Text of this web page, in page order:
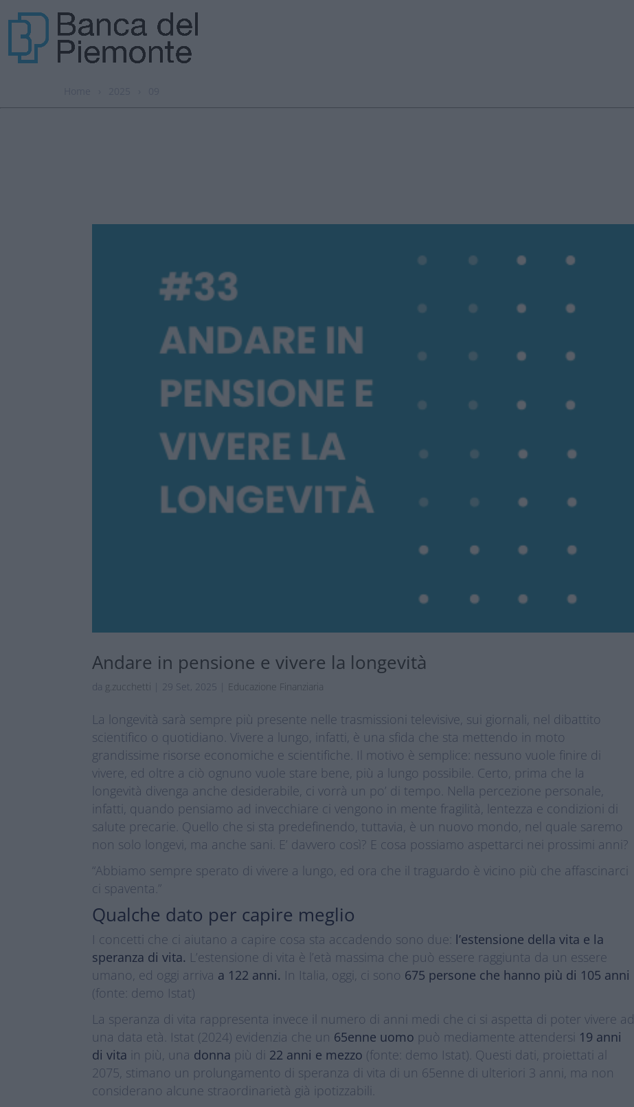
Andare in pensione e vivere la longevità
da g.zucchetti 29 Set, 2025 Educazione Finanziaria
La longevità sarà sempre più presente nelle trasmissioni televisive, sui giornali, nel dibattito
scientifico o quotidiano. Vivere a lungo, infatti, è una sfida che sta mettendo in moto
grandissime risorse economiche e scientifiche. Il motivo è semplice: nessuno vuole finire di
vivere, ed oltre a ciò ognuno vuole stare bene, più a lungo possibile. Certo, prima che la
longevità divenga anche desiderabile, ci vorrà un po’ di tempo. Nella percezione personale,
infatti, quando pensiamo ad invecchiare ci vengono in mente fragilità, lentezza e condizioni di
salute precarie. Quello che si sta predefinendo, tuttavia, è un nuovo mondo, nel quale saremo
non solo longevi, ma anche sani. E’ davvero così? E cosa possiamo aspettarci nei prossimi anni?
“Abbiamo sempre sperato di vivere a lungo, ed ora che il traguardo è vicino più che affascinarci
ci spaventa.”
Qualche dato per capire meglio
I concetti che ci aiutano a capire cosa sta accadendo sono due: l’estensione della vita e la
speranza di vita. L’estensione di vita è l’età massima che può essere raggiunta da un essere
umano, ed oggi arriva a 122 anni. In Italia, oggi, ci sono 675 persone che hanno più di 105 anni
(fonte: demo Istat)
La speranza di vita rappresenta invece il numero di anni medi che ci si aspetta di poter vivere ad
una data età. Istat (2024) evidenzia che un 65enne uomo può mediamente attendersi 19 anni
di vita in più, una donna più di 22 anni e mezzo (fonte: demo Istat). Questi dati, proiettati al
2075, stimano un prolungamento di speranza di vita di un 65enne di ulteriori 3 anni, ma non
considerano alcune straordinarietà già ipotizzabili.